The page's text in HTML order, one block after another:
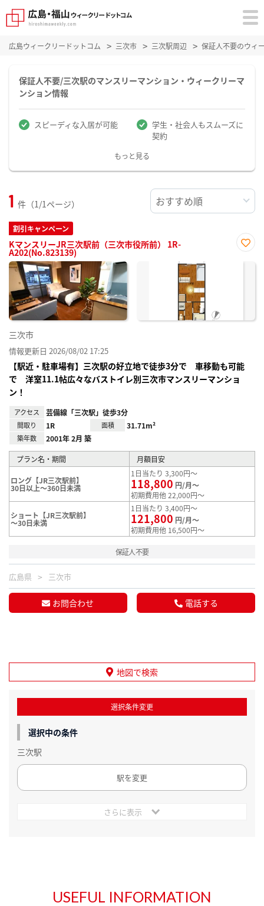
広島ウィークリードットコム 三次市 三次駅周辺 保証人不要のウィ
保証人不要/三次駅のマンスリーマンション・ウィークリーマ
ンション情報
スピーディな入居が可能
学生・社会人もスムーズに
契約
もっと見る
1 件（1/1ページ）
割引キャンペーン
KマンスリーJR三次駅前（三次市役所前） 1R-
A202(No.823139)
に入
三次市
情報更新日 2026/08/02 17:25
【駅近・駐車場有】三次駅の好立地で徒歩3分で 車移動も可能
で 洋室11.1帖広々なバストイレ別三次市マンスリーマンショ
ン！
アクセス 芸備線「三次駅」徒歩3分
間取り 1R 面積 31.71m²
築年数 2001年 2月 築
プラン名・期間 月額目安
ロング【JR三次駅前】
30日以上～360日未満
1日当たり 3,300円～
118,800 円/月～
初期費用他 22,000円～
ショート【JR三次駅前】
～30日未満
1日当たり 3,400円～
121,800 円/月～
初期費用他 16,500円～
保証人不要
広島県 三次市
お問合わせ 電話する
地図で検索
選択条件変更
選択中の条件
三次駅
駅を変更
さらに表示
USEFUL INFORMATION